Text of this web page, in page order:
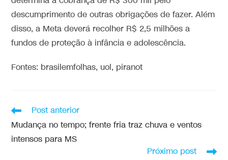
descumprimento de outras obrigações de fazer. Além
disso, a Meta deverá recolher R$ 2,5 milhões a
fundos de proteção à infância e adolescência.
Fontes: brasilemfolhas, uol, piranot
Post anterior
Mudança no tempo; frente fria traz chuva e ventos
intensos para MS
Próximo post